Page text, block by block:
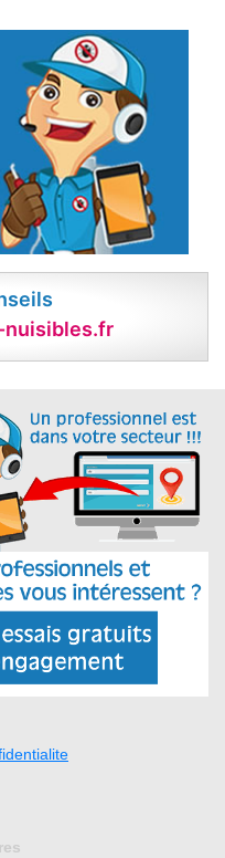
nuisibles.fr